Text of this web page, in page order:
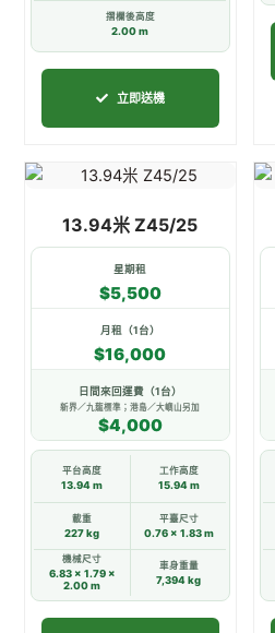
摺欄後高度
2.00 m
立即送機
項
13.94米 Z45/25
星期租
$5,500
月租（1台）
$16,000
日間來回運費（1台）
新界／九龍標準；港島／大嶼山另加
$4,000
平台高度
13.94 m
工作高度
15.94 m
載重
227 kg
平臺尺寸
0.76 × 1.83 m
機械尺寸
6.83 × 1.79 ×
2.00 m
車身重量
7,394 kg
此
品
有
多
種
款
式。
可
在
產
選
選
項